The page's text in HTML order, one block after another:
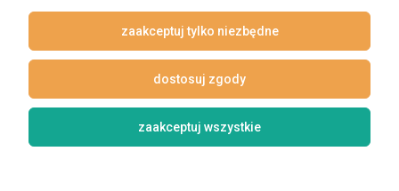
Informacje
zaakceptuj tylko niezbędne
dostosuj zgody
zaakceptuj wszystkie